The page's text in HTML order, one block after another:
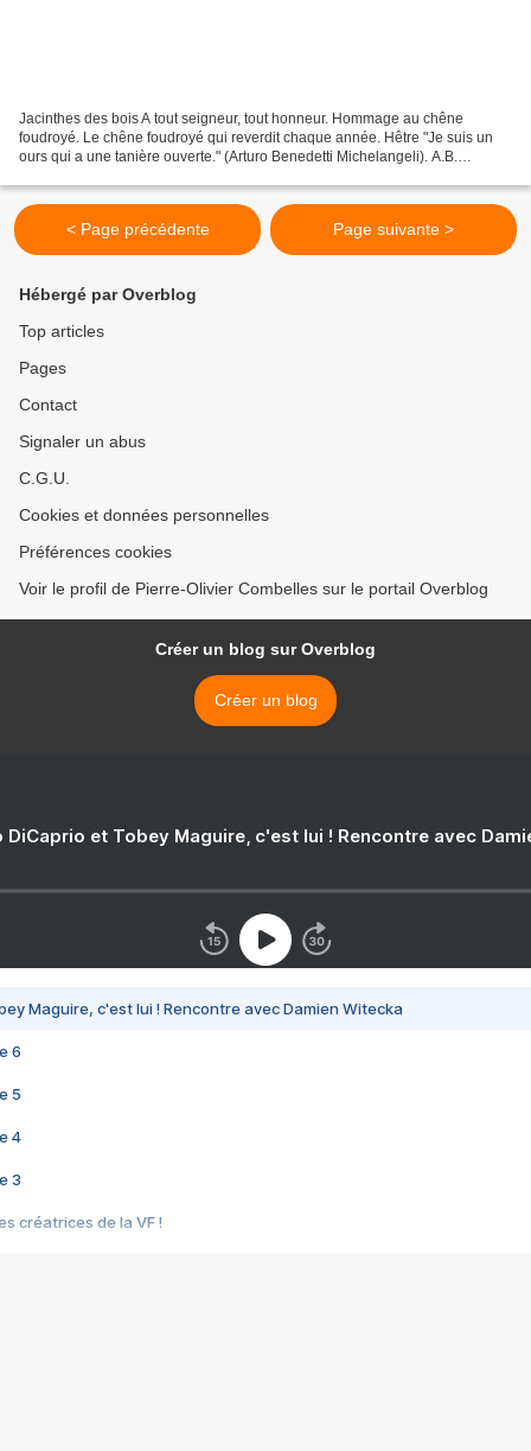
Jacinthes des bois A tout seigneur, tout honneur. Hommage au chêne
foudroyé. Le chêne foudroyé qui reverdit chaque année. Hêtre "Je suis un
ours qui a une tanière ouverte." (Arturo Benedetti Michelangeli). A.B.
< Page précédente Page suivante >
Hébergé par Overblog
Top articles
Pages
Contact
Signaler un abus
C.G.U.
Cookies et données personnelles
Préférences cookies
Voir le profil de Pierre-Olivier Combelles sur le portail Overblog
Créer un blog sur Overblog
Créer un blog
DiCaprio et Tobey Maguire, c'est lui ! Rencontre avec
Maguire, c'est lui ! Rencontre avec Damien Witecka
6
5
4
3
créatrices de la VF !